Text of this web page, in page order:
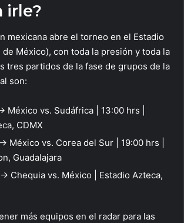
irle?
mexicana abre el torneo en el Estadio
de México), con toda la presión y toda la
tres partidos de la fase de grupos de la
son:
México vs. Sudáfrica | 13:00 hrs |
CDMX
→ México vs. Corea del Sur | 19:00 hrs |
Guadalajara
→ Chequia vs. México | Estadio Azteca,
más equipos en el radar para las